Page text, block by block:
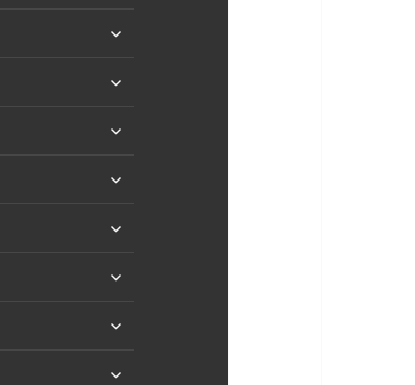
proširi
proširi
proširi
proširi
proširi
proširi
proširi
proširi